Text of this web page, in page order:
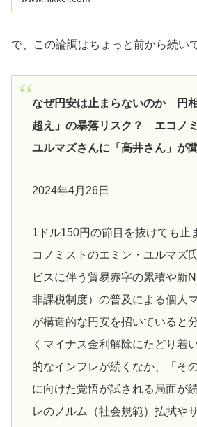
で、この論調はちょっと前から続い
なぜ円安は止まらないのか 円
超え」の暴落リスク？ エコノ
ユルマズさんに「高井さん」が
2024年4月26日
1ドル150円の節目を抜けても止
コノミストのエミン・ユルマズ
ビスに伴う貿易赤字の累積や新
非課税制度）の普及による個人
が構造的な円安を招いていると
くマイナス金利解除にたどり着
的なインフレが続くなか、「そ
に向けた覚悟が試される局面が
レのノルム（社会規範）払拭や